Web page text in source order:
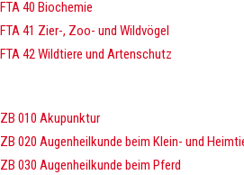
FTA 40 Biochemie
FTA 41 Zier-, Zoo- und Wildvögel
FTA 42 Wildtiere und Artenschutz
ZB 010 Akupunktur
ZB 020 Augenheilkunde beim Klein- und
ZB 030 Augenheilkunde beim Pferd